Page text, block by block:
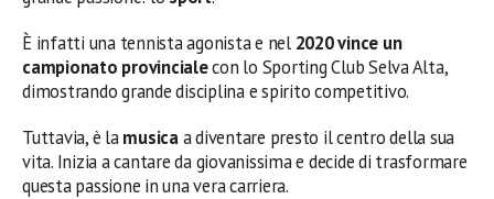
È infatti una tennista agonista e nel 2020 vince un
campionato provincialecon lo Sporting Club Selva Alta,
dimostrando grande disciplina e spirito competitivo.
Tuttavia, è lamusicaa diventare presto il centro della sua
vita. Inizia a cantare da giovanissima e decide di trasformare
questa passione in una vera carriera.